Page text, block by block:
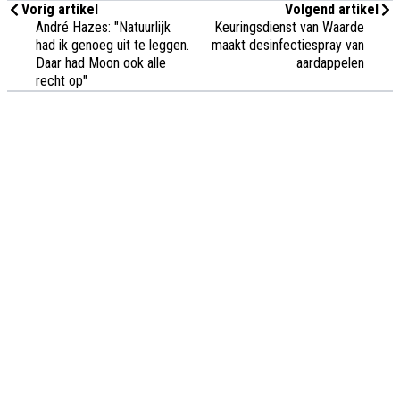
Vorig artikel
André Hazes: "Natuurlijk
had ik genoeg uit te leggen.
Daar had Moon ook alle
recht op"
Volgend artikel
Keuringsdienst van Waarde
maakt desinfectiespray van
aardappelen